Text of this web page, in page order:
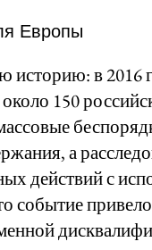
Европы
в 2016
150
а
действий с
событие